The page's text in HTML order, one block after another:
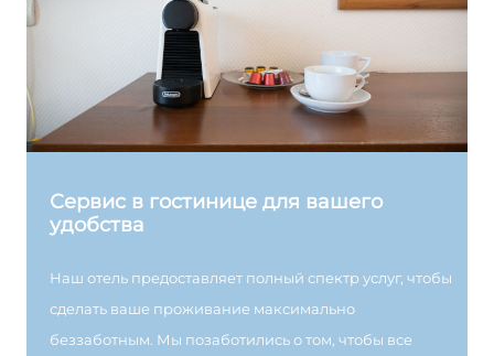
Сервис в гостинице для вашего
удобства
Наш отель предоставляет полный спектр услуг, чтобы
сделать ваше проживание максимально
беззаботным. Мы позаботились о том, чтобы все